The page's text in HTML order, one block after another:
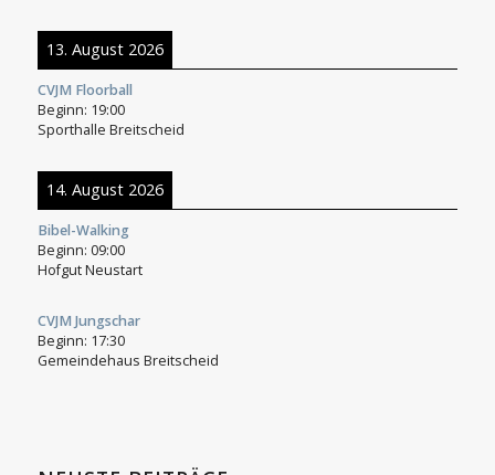
13. August 2026
CVJM Floorball
Beginn: 19:00
Sporthalle Breitscheid
14. August 2026
Bibel-Walking
Beginn: 09:00
Hofgut Neustart
CVJM Jungschar
Beginn: 17:30
Gemeindehaus Breitscheid